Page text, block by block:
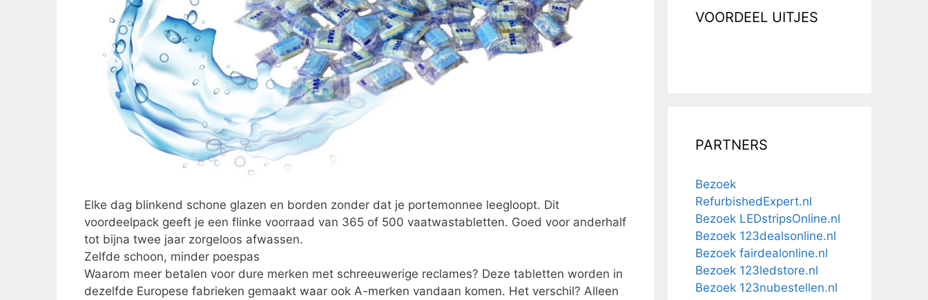
Elke dag blinkend schone glazen en borden zonder dat je portemonnee leegloopt. Dit
voordeelpack geeft je een flinke voorraad van 365 of 500 vaatwastabletten. Goed voor anderhalf
tot bijna twee jaar zorgeloos afwassen.
Zelfde schoon, minder poespas
Waarom meer betalen voor dure merken met schreeuwerige reclames? Deze tabletten worden in
dezelfde Europese fabrieken gemaakt waar ook A-merken vandaan komen. Het verschil? Alleen
VOORDEEL UITJES
PARTNERS
Bezoek
RefurbishedExpert.nl
Bezoek LEDstripsOnline.nl
Bezoek 123dealsonline.nl
Bezoek fairdealonline.nl
Bezoek 123ledstore.nl
Bezoek 123nubestellen.nl